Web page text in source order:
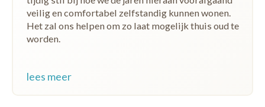
veilig en comfortabel zelfstandig kunnen wonen.
Het zal ons helpen om zo laat mogelijk thuis oud te
worden.
lees meer